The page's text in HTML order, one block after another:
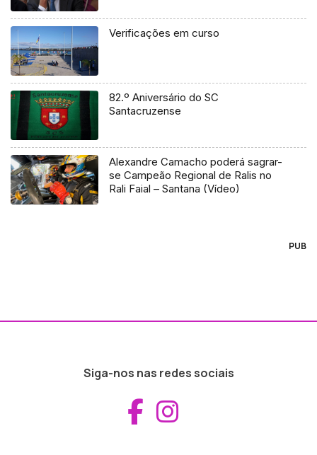
Verificações em curso
82.º Aniversário do SC
Santacruzense
Alexandre Camacho poderá sagrar-
se Campeão Regional de Ralis no
Rali Faial – Santana (Vídeo)
PUB
Siga-nos nas redes sociais
Aceder ao